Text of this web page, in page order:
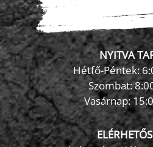
NYITVA
Hétfő-Péntek:
Szombat:
Vasárnap: